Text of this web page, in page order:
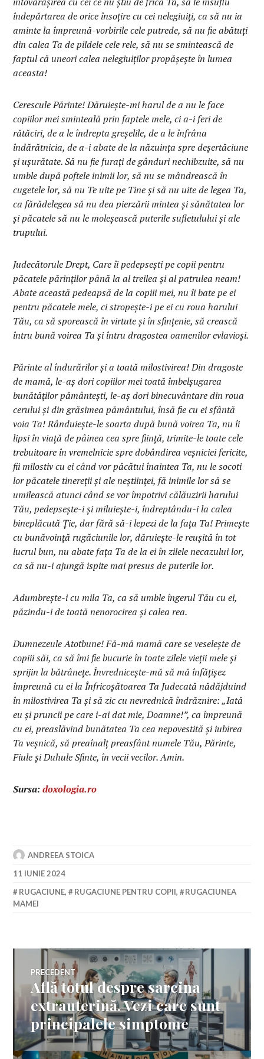
îndepărtarea de orice însoţire cu cei nelegiuiţi, ca să nu ia
aminte la împreună-vorbirile cele putrede, să nu fie abătuţi
din calea Ta de pildele cele rele, să nu se smintească de
faptul că uneori calea nelegiuiţilor propăşeşte în lumea
aceasta!
Cerescule Părinte! Dăruieşte-mi harul de a nu le face
copiilor mei sminteală prin faptele mele, ci a-i feri de
rătăciri, de a le îndrepta greşelile, de a le înfrâna
îndărătnicia, de a-i abate de la năzuinţa spre deşertăciune
şi uşurătate. Să nu fie furaţi de gânduri nechibzuite, să nu
umble după poftele inimii lor, să nu se mândrească în
cugetele lor, să nu Te uite pe Tine şi să nu uite de legea Ta,
ca fărădelegea să nu dea pierzării mintea şi sănătatea lor
şi păcatele să nu le moleşească puterile sufletulului şi ale
trupului.
Judecătorule Drept, Care îi pedepseşti pe copii pentru
păcatele părinţilor până la al treilea şi al patrulea neam!
Abate această pedeapsă de la copiii mei, nu îi bate pe ei
pentru păcatele mele, ci stropeşte-i pe ei cu roua harului
Tău, ca să sporească în virtute şi în sfinţenie, să crească
întru bună voirea Ta şi întru dragostea oamenilor evlavioşi.
Părinte al îndurărilor şi a toată milostivirea! Din dragoste
de mamă, le-aş dori copiilor mei toată îmbelşugarea
bunătăţilor pământeşti, le-aş dori binecuvântare din roua
cerului şi din grăsimea pământului, însă fie cu ei sfântă
voia Ta! Rânduieşte-le soarta după bună voirea Ta, nu îi
lipsi în viaţă de pâinea cea spre fiinţă, trimite-le toate cele
trebuitoare în vremelnicie spre dobândirea veşniciei fericite,
fii milostiv cu ei când vor păcătui înaintea Ta, nu le socoti
lor păcatele tinereţii şi ale neştiinţei, fă inimile lor să se
umilească atunci când se vor împotrivi călăuzirii harului
Tău, pedepseşte-i şi miluieşte-i, îndreptându-i la calea
bineplăcută Ţie, dar fără să-i lepezi de la faţa Ta! Primeşte
cu bunăvoinţă rugăciunile lor, dăruieşte-le reuşită în tot
lucrul bun, nu abate faţa Ta de la ei în zilele necazului lor,
ca să nu-i ajungă ispite mai presus de puterile lor.
Adumbreşte-i cu mila Ta, ca să umble îngerul Tău cu ei,
păzindu-i de toată nenorocirea şi calea rea.
Dumnezeule Atotbune! Fă-mă mamă care se veseleşte de
copiii săi, ca să îmi fie bucurie în toate zilele vieţii mele şi
sprijin la bătrâneţe. Învredniceşte-mă să mă înfăţişez
împreună cu ei la Înfricoşătoarea Ta Judecată nădăjduind
în milostivirea Ta şi să zic cu nevrednică îndrăznire: „Iată
eu şi pruncii pe care i-ai dat mie, Doamne!”, ca împreună
cu ei, preaslăvind bunătatea Ta cea nepovestită şi iubirea
Ta veşnică, să preaînalţ preasfânt numele Tău, Părinte,
Fiule şi Duhule Sfinte, în vecii vecilor. Amin.
Sursa:doxologia.ro
ANDREEA STOICA
11 IUNIE 2024
RUGACIUNE, RUGACIUNE PENTRU COPII,
RUGACIUNEA
MAMEI
Navigare
în
articole
PRECEDENT
Articolul
anterior:
Află totul despre sarcina
extrauterină. Vezi care sunt
principalele simptome